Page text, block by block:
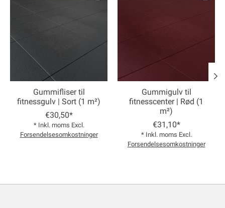
Gummifliser til
fitnessgulv | Sort (1 m²)
€30,50*
* Inkl. moms Excl.
Forsendelsesomkostninger
Gummigulv til
fitnesscenter | Rød (1
m²)
€31,10*
* Inkl. moms Excl.
Forsendelsesomkostninger